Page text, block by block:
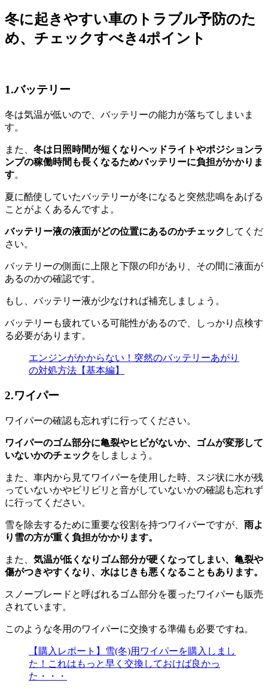
冬に起きやすい車のトラブル予防のた
め、チェックすべき4ポイント
1.バッテリー
冬は気温が低いので、バッテリーの能力が落ちてしまいま
す。
また、 冬は日照時間が短くなりヘッドライトやポジションラ
ンプの稼働時間も長くなるためバッテリーに負担がかかりま
す。
夏に酷使していたバッテリーが冬になると突然悲鳴をあげる
ことがよくあるんですよ。
バッテリー液の液面がどの位置にあるのかチェック してくだ
さい。
バッテリーの側面に上限と下限の印があり、その間に液面が
あるのかの確認です。
もし、バッテリー液が少なければ補充しましょう。
バッテリーも疲れている可能性があるので、しっかり点検す
る必要があります。
エンジンがかからない！突然のバッテリーあがり
の対処方法【基本編】
2.ワイパー
ワイパーの確認も忘れずに行ってください。
ワイパーのゴム部分に亀裂やヒビがないか、ゴムが変形して
いないかのチェック をしましょう。
また、車内から見てワイパーを使用した時、スジ状に水が残
っていないかやビリビリと音がしていないかの確認も忘れず
に行ってください。
雪を除去するために重要な役割を持つワイパーですが、 雨よ
り雪の方が重く負担がかかります。
また、 気温が低くなりゴム部分が硬くなってしまい、亀裂や
傷がつきやすくなり、水はじきも悪くなることもあります。
スノーブレードと呼ばれるゴム部分を覆ったワイパーも販売
されています。
このような冬用のワイパーに交換する準備も必要ですね。
【購入レポート】雪(冬)用ワイパーを購入しまし
た！これはもっと早く交換しておけば良かっ
た・・・